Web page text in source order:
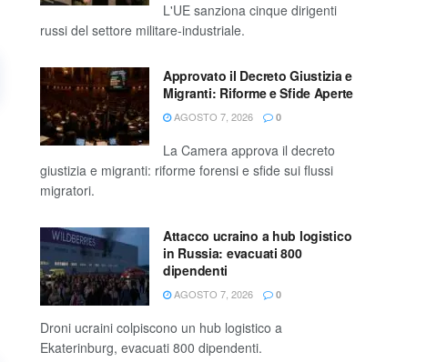
L'UE sanziona cinque dirigenti
russi del settore militare-industriale.
Approvato il Decreto Giustizia e
Migranti: Riforme e Sfide Aperte
AGOSTO 7, 2026 0
La Camera approva il decreto
giustizia e migranti: riforme forensi e sfide sui flussi
migratori.
Attacco ucraino a hub logistico
in Russia: evacuati 800
dipendenti
AGOSTO 7, 2026 0
Droni ucraini colpiscono un hub logistico a
Ekaterinburg, evacuati 800 dipendenti.